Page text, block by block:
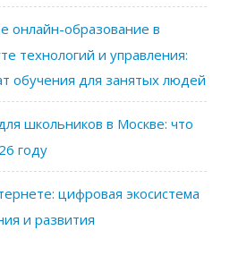
онлайн-образование в
технологий и управления:
обучения для занятых людей
школьников в Москве: что
году
цифровая экосистема
и развития